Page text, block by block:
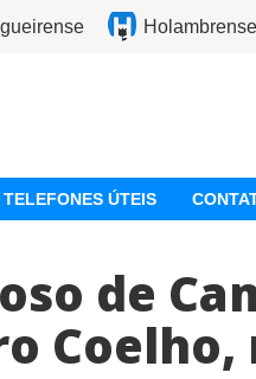
Holambrense
TELEFONES ÚTEIS
de